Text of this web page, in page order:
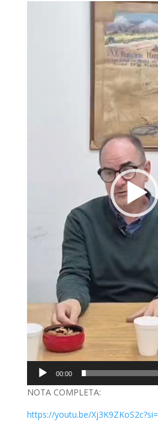
00:00
NOTA COMPLETA:
https://youtu.be/